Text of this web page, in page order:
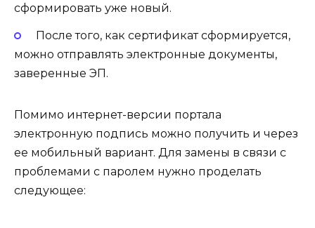
сформировать уже новый.
После того, как сертификат сформируется,
можно отправлять электронные документы,
заверенные ЭП.
Помимо интернет-версии портала
электронную подпись можно получить и через
ее мобильный вариант. Для замены в связи с
проблемами с паролем нужно проделать
следующее: